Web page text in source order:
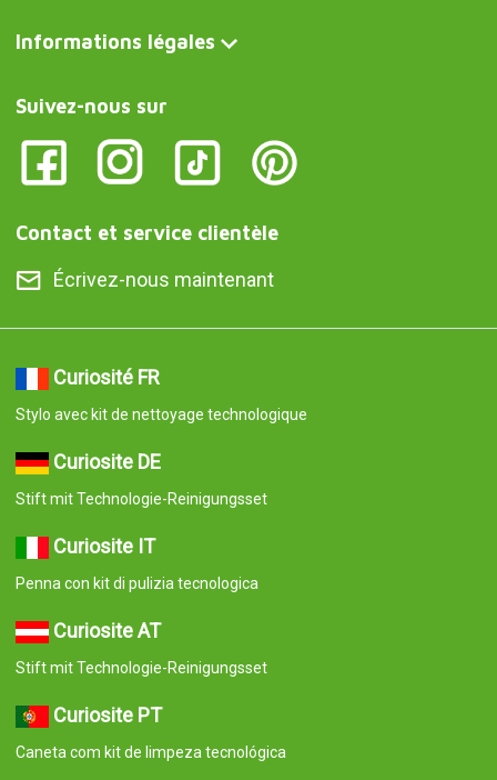
Informations légales
Suivez-nous sur
Contact et service clientèle
Écrivez-nous maintenant
Curiosité FR
Stylo avec kit de nettoyage technologique
Curiosite DE
Stift mit Technologie-Reinigungsset
Curiosite IT
Penna con kit di pulizia tecnologica
Curiosite AT
Stift mit Technologie-Reinigungsset
Curiosite PT
Caneta com kit de limpeza tecnológica